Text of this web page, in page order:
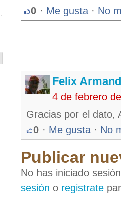
0 · Me gusta · No
Felix
4 de febrero
Gracias por el dato,
0 · Me gusta · No
Publicar
No has iniciado
sesión o registrate